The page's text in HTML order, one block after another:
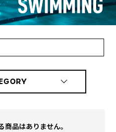
品はありません。